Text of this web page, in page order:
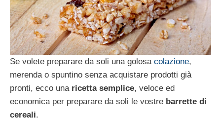
Se volete preparare da soli una golosa colazione,
merenda o spuntino senza acquistare prodotti già
pronti, ecco una ricetta semplice, veloce ed
economica per preparare da soli le vostre barrette di
cereali.